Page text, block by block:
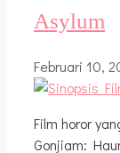
Asylum
Februari 10,
Film horor
Gonjiam: